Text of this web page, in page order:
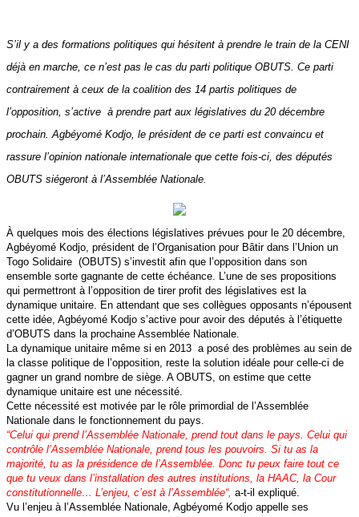
S’il y a des formations politiques qui hésitent à prendre le train de la CENI
déjà en marche, ce n’est pas le cas du parti politique OBUTS. Ce parti
contrairement à ceux de la coalition des 14 partis politiques de
l’opposition, s’active à prendre part aux législatives du 20 décembre
prochain. Agbéyomé Kodjo, le président de ce parti est convaincu et
rassure l’opinion nationale internationale que cette fois-ci, des députés
OBUTS siégeront à l’Assemblée Nationale
À quelques mois des élections législatives prévues pour le 20 décembre,
Agbéyomé Kodjo, président de l’Organisation pour Bâtir dans l’Union un
Togo Solidaire (OBUTS) s’investit afin que l’opposition dans son
ensemble sorte gagnante de cette échéance. L’une de ses propositions
qui permettront à l’opposition de tirer profit des législatives est la
dynamique unitaire. En attendant que ses collègues opposants n’épousent
cette idée, Agbéyomé Kodjo s’active pour avoir des députés à l’étiquette
d’OBUTS dans la prochaine Assemblée Nationale.
La dynamique unitaire même si en 2013 a posé des problèmes au sein de
la classe politique de l’opposition, reste la solution idéale pour celle-ci de
gagner un grand nombre de siège. A OBUTS, on estime que cette
dynamique unitaire est une nécessité.
Cette nécessité est motivée par le rôle primordial de l’Assemblée
Nationale dans le fonctionnement du pays.
“Celui qui prend l’Assemblée Nationale, prend tout dans le pays. Celui qui
contrôle l’Assemblée Nationale, prend tous les pouvoirs. Si tu as la
majorité, tu as la présidence de l’Assemblée. Donc tu peux faire tout ce
que tu veux dans l’installation des autres institutions, la HAAC, la Cour
constitutionnelle… L’enjeu, c’est à l’Assemblée“, a-t-il expliqué.
Vu l’enjeu à l’Assemblée Nationale, Agbéyomé Kodjo appelle ses